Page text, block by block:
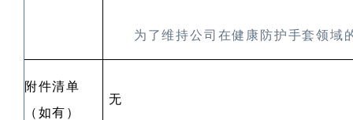
为了维持公司在健康防护手套领域
附件清单
（如有）
无